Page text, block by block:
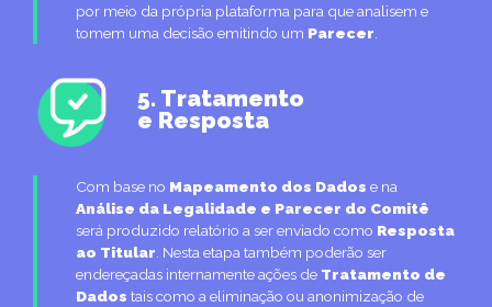
por meio da própria plataforma para que analisem e
tomem uma decisão emitindo um Parecer
5. Tratamento
e Resposta
Com base no Mapeamento dos Dados e na
Análise da Legalidade e Parecer do Comitê
será produzido relatório a ser enviado como Resposta
ao Titular . Nesta etapa também poderão ser
endereçadas internamente ações de Tratamento de
Dados tais como a eliminação ou anonimização de